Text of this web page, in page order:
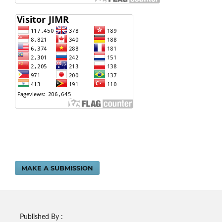
MAKE A SUBMISSION
Published By :